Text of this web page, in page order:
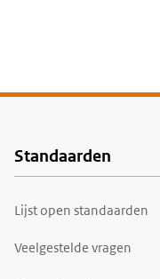
Voet
Standaarden
Lijst open standaarden
Veelgestelde vragen